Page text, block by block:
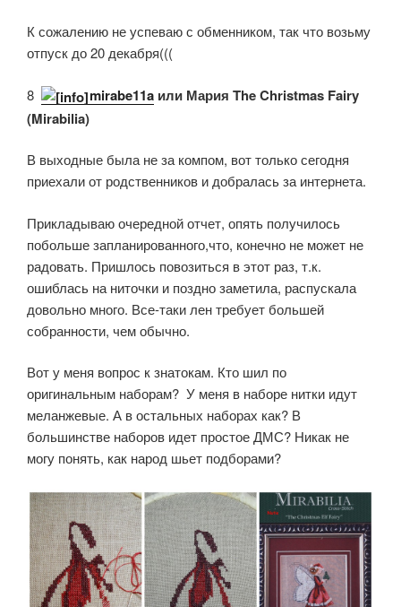
К сожалению не успеваю с обменником, так что возьму
отпуск до 20 декабря(((
8. mirabe11a или Мария The Christmas Fairy
(Mirabilia)
В выходные была не за компом, вот только сегодня
приехали от родственников и добралась за интернета.
Прикладываю очередной отчет, опять получилось
побольше запланированного,что, конечно не может не
радовать. Пришлось повозиться в этот раз, т.к.
ошиблась на ниточки и поздно заметила, распускала
довольно много. Все-таки лен требует большей
собранности, чем обычно.
Вот у меня вопрос к знатокам. Кто шил по
оригинальным наборам? У меня в наборе нитки идут
меланжевые. А в остальных наборах как? В
большинстве наборов идет простое ДМС? Никак не
могу понять, как народ шьет подборами?